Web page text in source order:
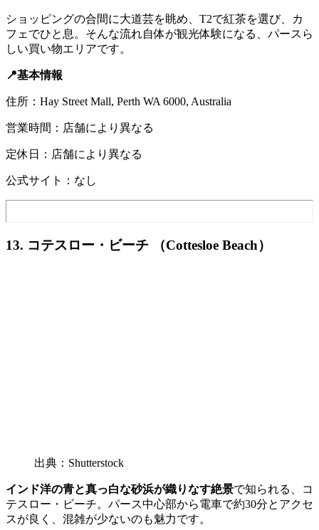
ショッピングの合間に大道芸を眺め、T2で紅茶を選び、カ
フェでひと息。そんな流れ自体が観光体験になる、パースら
しい買い物エリアです。
📍基本情報
住所：Hay Street Mall, Perth WA 6000, Australia
営業時間：店舗により異なる
定休日：店舗により異なる
公式サイト：なし
13. コテスロー・ビーチ （Cottesloe Beach）
出典：Shutterstock
インド洋の青と真っ白な砂浜が織りなす絶景で知られる、コ
テスロー・ビーチ。パース中心部から電車で約30分とアクセ
スが良く、混雑が少ないのも魅力です。